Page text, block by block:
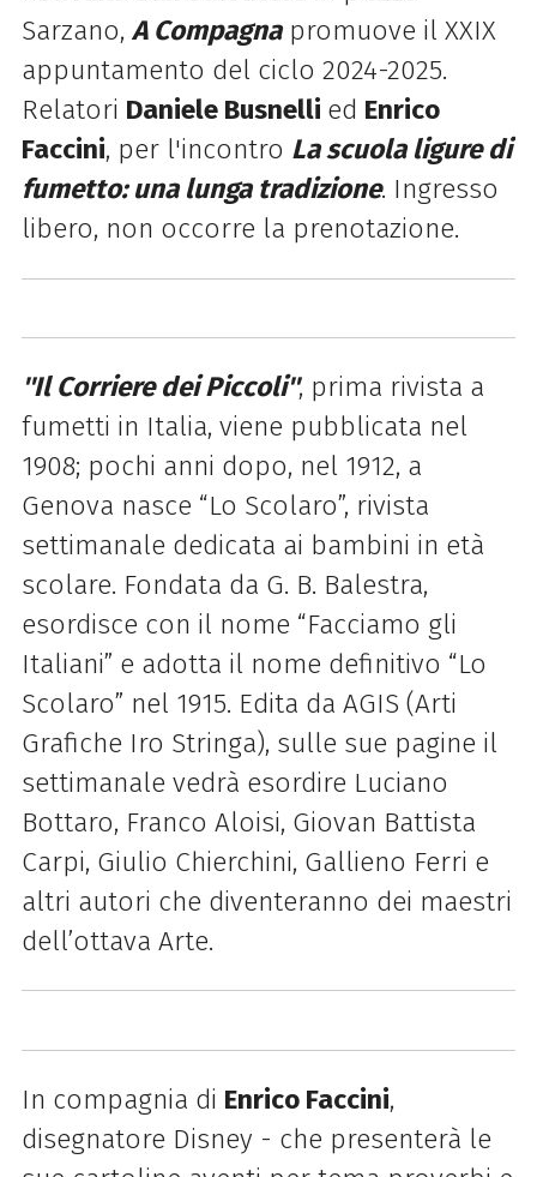
Sarzano, A Compagna promuove il XXIX
appuntamento del ciclo 2024-2025.
Relatori Daniele Busnelli ed Enrico
Faccini, per l'incontro La scuola ligure di
fumetto: una lunga tradizione. Ingresso
libero, non occorre la prenotazione.
''Il Corriere dei Piccoli'', prima rivista a
fumetti in Italia, viene pubblicata nel
1908; pochi anni dopo, nel 1912, a
Genova nasce “Lo Scolaro”, rivista
settimanale dedicata ai bambini in età
scolare. Fondata da G. B. Balestra,
esordisce con il nome “Facciamo gli
Italiani” e adotta il nome definitivo “Lo
Scolaro” nel 1915. Edita da AGIS (Arti
Grafiche Iro Stringa), sulle sue pagine il
settimanale vedrà esordire Luciano
Bottaro, Franco Aloisi, Giovan Battista
Carpi, Giulio Chierchini, Gallieno Ferri e
altri autori che diventeranno dei maestri
dell’ottava Arte.
In compagnia di Enrico Faccini,
disegnatore Disney - che presenterà le